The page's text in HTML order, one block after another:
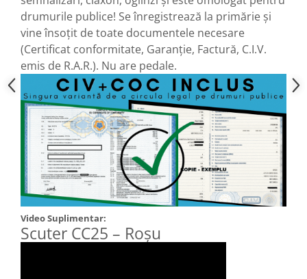
Cauciucuri
Controllere
Incarcatoare
Biciclete Electrice
⬇ TIPURI
Barbati
Dama
Ieftine
Pliabila
Tip Scuter
⬇ MARCI
Kuba
Ztech
drumurile publice! Se înregistrează la primărie și
vine însoțit de toate documentele necesare
(Certificat conformitate, Garanție, Factură, C.I.V.
emis de R.A.R.). Nu are pedale.
Video Suplimentar:
Scuter CC25 – Roșu